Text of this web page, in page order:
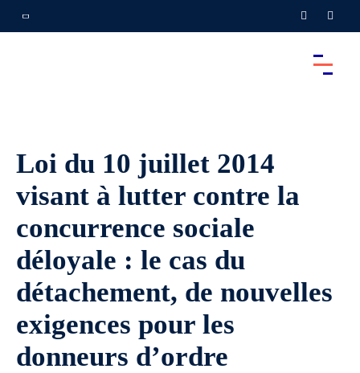
Loi du 10 juillet 2014
visant à lutter contre la
concurrence sociale
déloyale : le cas du
détachement, de nouvelles
exigences pour les
donneurs d’ordre